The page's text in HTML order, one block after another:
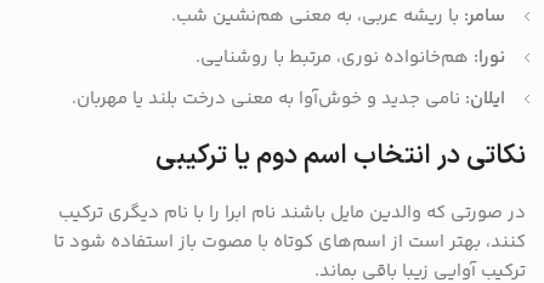
سامر: با ریشه عربی، به معنی هم‌نشین شب.
نورا: هم‌خانواده نوری، مرتبط با روشنایی.
ایلان: نامی جدید و خوش‌آوا به معنی درخت بلند یا مهربان.
نکاتی در انتخاب اسم دوم یا ترکیبی
در صورتی که والدین مایل باشند نام ابرا را با نام دیگری ترکیب
کنند، بهتر است از اسم‌های کوتاه با مصوت باز استفاده شود تا
ترکیب آوایی زیبا باقی بماند.